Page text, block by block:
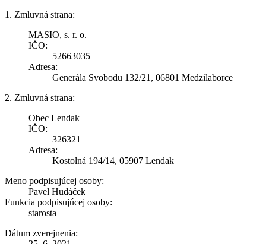
1. Zmluvná strana:
MASIO, s. r. o.
IČO:
52663035
Adresa:
Generála Svobodu 132/21, 06801 Medzilaborce
2. Zmluvná strana:
Obec Lendak
IČO:
326321
Adresa:
Kostolná 194/14, 05907 Lendak
Meno podpisujúcej osoby:
Pavel Hudáček
Funkcia podpisujúcej osoby:
starosta
Dátum zverejnenia: